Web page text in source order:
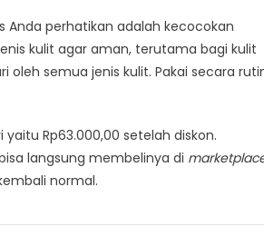
Anda perhatikan adalah kecocokan
kulit agar aman, terutama bagi kulit
oleh semua jenis kulit. Pakai secara
Rp63.000,00 setelah diskon.
langsung membelinya di
normal.